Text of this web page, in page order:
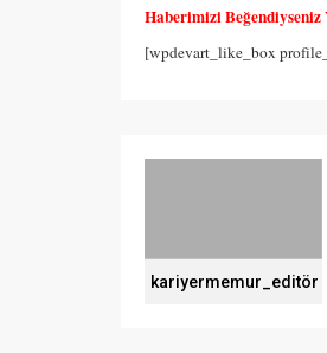
Haberimizi
[wpdevart_like_box
kariyermemur_editör